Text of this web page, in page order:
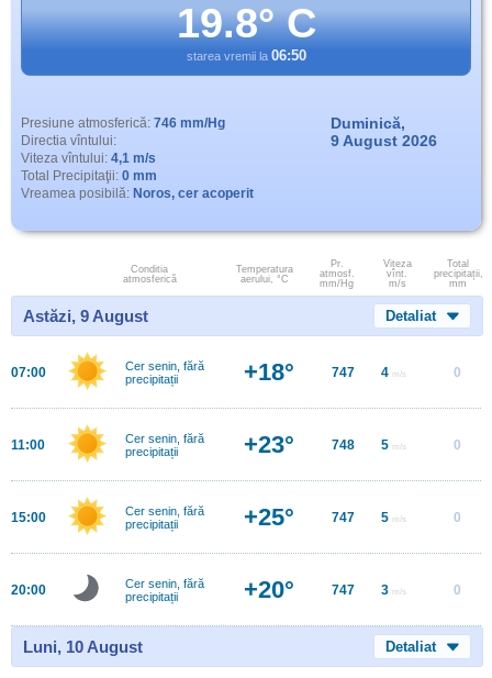
19.8° C
starea vremii la 06:50
Presiune atmosferică: 746 mm/Hg
Directia vîntului:
Viteza vîntului: 4,1 m/s
Total Precipitaţii: 0 mm
Vreamea posibilă: Noros, cer acoperit
Duminică,
9 August 2026
Conditia
atmosferică
Temperatura
aerului, °C
Pr.
atmosf.
mm/Hg
Viteza
vînt.
m/s
Total
precipitații,
mm
Astăzi, 9 August Detaliat
07:00
Cer senin, fără
precipitații
+18° 747 4 m/s 0
11:00
Cer senin, fără
precipitații
+23° 748 5 m/s 0
15:00
Cer senin, fără
precipitații
+25° 747 5 m/s 0
20:00
Cer senin, fără
precipitații
+20° 747 3 m/s 0
Luni, 10 August Detaliat